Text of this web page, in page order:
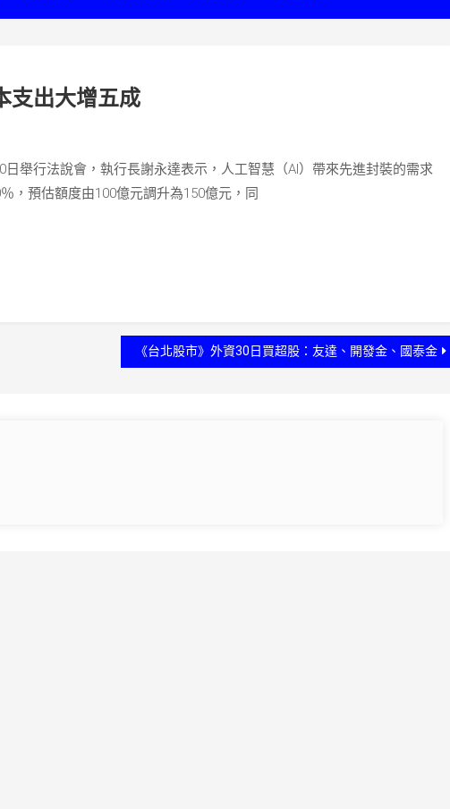
支出大增五成
日舉行法說會，執行長謝永達表示，人工智慧（AI）帶來先進封裝的需求
，預估額度由100億元調升為150億元，同
《台北股市》外資30日買超股：友達、開發金、國泰金